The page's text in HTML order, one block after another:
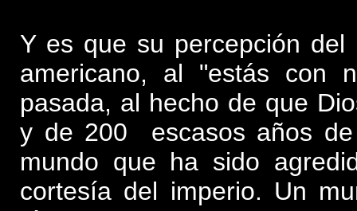
Y es que su percepción
americano, al "estás con
pasada, al hecho de que
y de 200 escasos años
mundo que ha sido
cortesía del imperio. Un